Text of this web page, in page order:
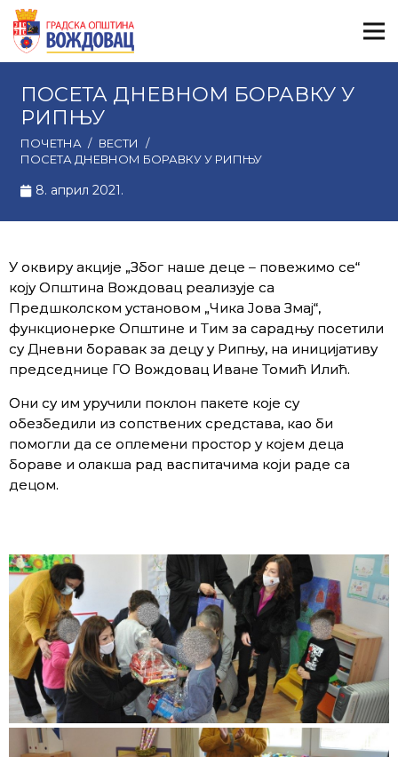
ПОСЕТА ДНЕВНОМ БОРАВКУ У
РИПЊУ
ПОЧЕТНА / ВЕСТИ
/
ПОСЕТА ДНЕВНОМ БОРАВКУ У РИПЊУ
8. април 2021.
У оквиру акције „Због наше деце – повежимо се“
коју Општина Вождовац реализује са
Предшколском установом „Чика Јова Змај“,
функционерке Општине и Тим за сарадњу посетили
су Дневни боравак за децу у Рипњу, на иницијативу
председнице ГО Вождовац Иване Томић Илић.
Они су им уручили поклон пакете које су
обезбедили из сопствених средстава, као би
помогли да се оплемени простор у којем деца
бораве и олакша рад васпитачима који раде са
децом.